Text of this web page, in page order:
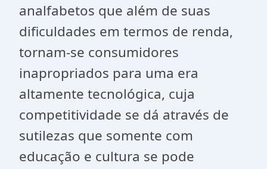
analfabetos que além de suas
dificuldades em termos de renda,
tornam-se consumidores
inapropriados para uma era
altamente tecnológica, cuja
competitividade se dá através de
sutilezas que somente com
educação e cultura se pode